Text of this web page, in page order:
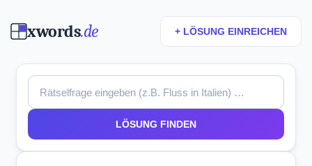
xwords.de + LÖSUNG EINREICHEN
LÖSUNG FINDEN